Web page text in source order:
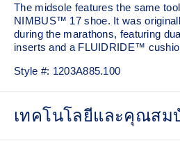
The midsole features the same
NIMBUS™ 17 shoe. It was
during the marathons, featuring
inserts and a FLUIDRIDE™
Style #: 1203A885.100
เทคโนโลยีและคุณสม